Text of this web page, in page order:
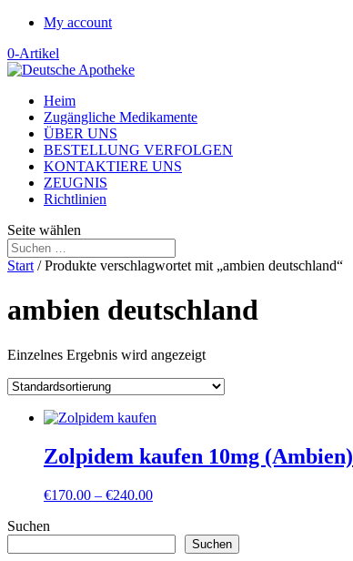
My account
0-Artikel
Heim
Zugängliche Medikamente
ÜBER UNS
BESTELLUNG VERFOLGEN
KONTAKTIERE UNS
ZEUGNIS
Richtlinien
Seite wählen
Start / Produkte verschlagwortet mit „ambien deutschland“
ambien deutschland
Einzelnes Ergebnis wird angezeigt
Zolpidem kaufen 10mg (Ambien)
€170.00 – €240.00Preisspanne:
€240.00
Suchen
Suchen